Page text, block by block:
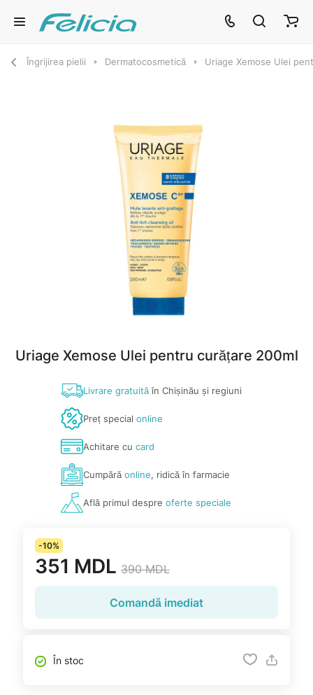
Îngrijirea pielii Dermatocosmetică Uriage Xemose Ulei
Uriage Xemose Ulei pentru curățare 200ml
Livrare gratuităîn Chișinău și regiuni
Preț special online
Achitare cu card
Cumpărăonline, ridică în farmacie
Află primul despre oferte speciale
-10%
351 MDL 390 MDL
Comandă imediat
În stoc